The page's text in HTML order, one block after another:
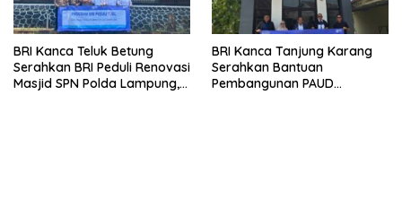
BRI Kanca Teluk Betung
Serahkan BRI Peduli Renovasi
Masjid SPN Polda Lampung,
BRI Kanca Tanjung Karang
Serahkan Bantuan
Pembangunan PAUD